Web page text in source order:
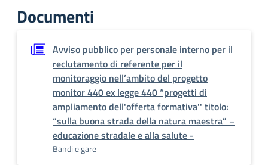
Documenti
Avviso pubblico per personale interno per il
reclutamento di referente per il
monitoraggio nell’ambito del progetto
monitor 440 ex legge 440 “progetti di
ampliamento dell'offerta formativa'' titolo:
“sulla buona strada della natura maestra” –
educazione stradale e alla salute -
Bandi e gare